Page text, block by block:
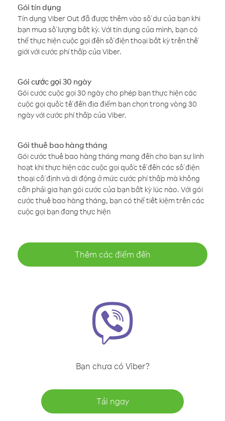
Gói tín dụng
Tín dụng Viber Out đã được thêm vào số dư của bạn khi
bạn mua số lượng bất kỳ. Với tín dụng của mình, bạn có
thể thực hiện cuộc gọi đến số điện thoại bất kỳ trên thế
giới với cước phí thấp của Viber.
Gói cước gọi 30 ngày
Gói cước cuộc gọi 30 ngày cho phép bạn thực hiện các
cuộc gọi quốc tế đến địa điểm bạn chọn trong vòng 30
ngày với cước phí thấp của Viber.
Gói thuê bao hàng tháng
Gói cước thuê bao hàng tháng mang đến cho bạn sự linh
hoạt khi thực hiện các cuộc gọi quốc tế đến các số điện
thoại cố định và di động ở mức cước phí thấp mà không
cần phải gia hạn gói cước của bạn bất kỳ lúc nào. Với gói
cước thuê bao hàng tháng, bạn có thể tiết kiệm trên các
cuộc gọi bạn đang thực hiện
Thêm các điểm đến
Bạn chưa có Viber?
Tải ngay